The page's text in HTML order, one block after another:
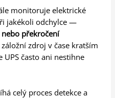
monitoruje elektrické
jakékoli odchylce —
překročení
zdroj v čase kratším
UPS často ani nestihne
celý proces detekce a